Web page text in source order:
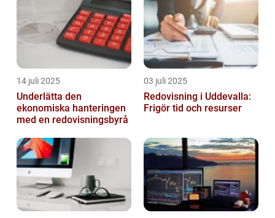
14 juli 2025
Underlätta den
ekonomiska hanteringen
med en redovisningsbyrå
03 juli 2025
Redovisning i Uddevalla:
Frigör tid och resurser